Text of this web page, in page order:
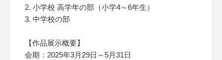
2. 小学校 高学年の部（小学4～6年生）
3. 中学校の部
【作品展示概要】
会期：2025年3月29日～5月31日